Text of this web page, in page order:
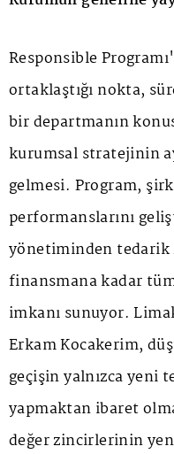
Responsible
ortaklaştığı nokta,
bir departmanın
kurumsal stratejinin
gelmesi. Program,
performanslarını
yönetiminden
finansmana kadar
imkanı sunuyor.
Erkam Kocakerim,
geçişin yalnızca yeni
yapmaktan ibaret
değer zincirlerinin